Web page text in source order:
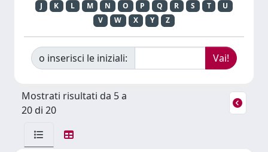
J
K L M N O P Q R S T
U
V
W X Y Z
o inserisci le iniziali:
Mostrati risultati da 5 a
20 di 20